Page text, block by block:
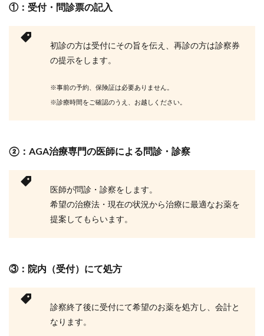
①：受付・問診票の記入
初診の方は受付にその旨を伝え、再診の方は診察券
の提示をします。
※事前の予約、保険証は必要ありません。
※診療時間をご確認のうえ、お越しください。
②：AGA治療専門の医師による問診・診察
医師が問診・診察をします。
希望の治療法・現在の状況から治療に最適なお薬を
提案してもらいます。
③：院内（受付）にて処方
診察終了後に受付にて希望のお薬を処方し、会計と
なります。